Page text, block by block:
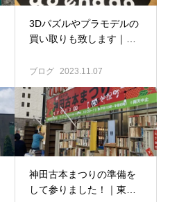
3Dパズルやプラモデルの
買い取りも致します｜東
専門店 古書窟揚羽堂
ブログ 2023.11.07
神田古本まつりの準備を
して参りました！｜東京